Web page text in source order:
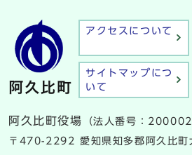
アクセスについて
サイトマップにつ
いて
阿久比町役場
（法人番号：
〒470-2292 愛知県知多郡阿久比町